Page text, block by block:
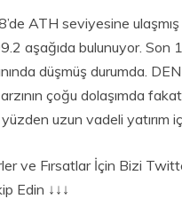
ATH seviyesine
aşağıda bulunuyor. Son
düşmüş durumda.
çoğu dolaşımda fakat
uzun vadeli yatırım
ve Fırsatlar İçin Bizi
Edin ↓↓↓